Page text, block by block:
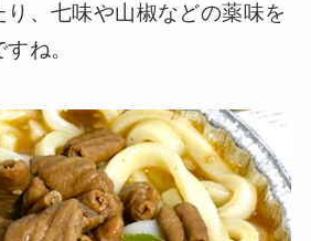
、七味や山椒などの薬味を
ね。